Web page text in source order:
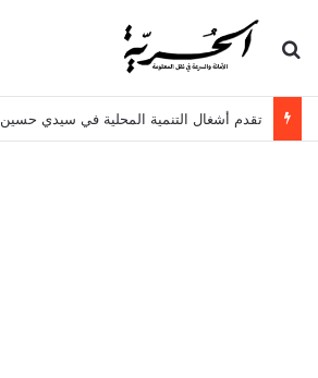
بحث عن
تقدم أشغال التنمية المحلية في سيدي حسين